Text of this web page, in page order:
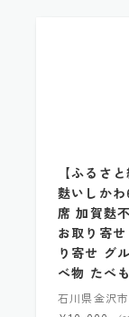
【ふるさ
麩いしか
席 加賀麩
お取り寄
り寄せ グ
べ物 たべ
石川県金沢市